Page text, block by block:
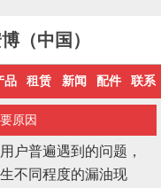
（中国）
品 租赁 新闻 配件 联系
原因
户普遍遇到的问题，
不同程度的漏油现